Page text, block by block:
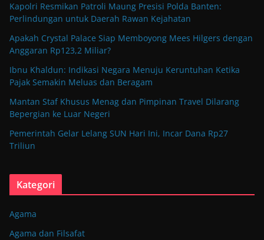
Kapolri Resmikan Patroli Maung Presisi Polda Banten:
Perlindungan untuk Daerah Rawan Kejahatan
Apakah Crystal Palace Siap Memboyong Mees Hilgers dengan
Anggaran Rp123,2 Miliar?
Ibnu Khaldun: Indikasi Negara Menuju Keruntuhan Ketika
Pajak Semakin Meluas dan Beragam
Mantan Staf Khusus Menag dan Pimpinan Travel Dilarang
Bepergian ke Luar Negeri
Pemerintah Gelar Lelang SUN Hari Ini, Incar Dana Rp27
Triliun
Kategori
Agama
Agama dan Filsafat